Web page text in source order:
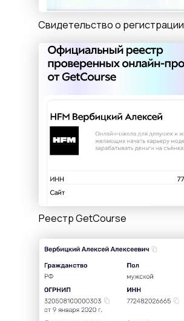
Реестр GetCourse
Свидетельство о регистрации